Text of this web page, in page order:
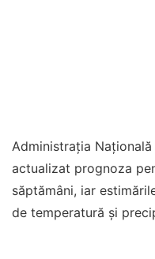
Administrația
actualizat prognoza
săptămâni, iar
de temperatură și